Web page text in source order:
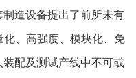
造设备提出了前所未有
、高强度、模块化、免
配及测试产线中不可或